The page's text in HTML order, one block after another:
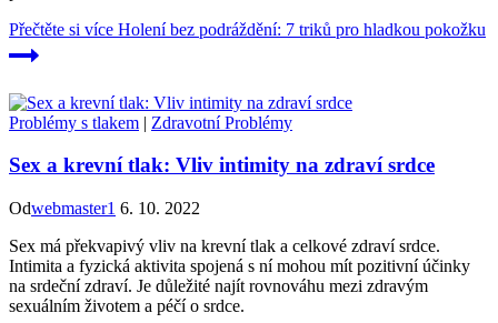
Přečtěte si více Holení bez podráždění: 7 triků pro hladkou pokožku
Problémy s tlakem | Zdravotní Problémy
Sex a krevní tlak: Vliv intimity na zdraví srdce
Odwebmaster1 6. 10. 2022
Sex má překvapivý vliv na krevní tlak a celkové zdraví srdce.
Intimita a fyzická aktivita spojená s ní mohou mít pozitivní účinky
na srdeční zdraví. Je důležité najít rovnováhu mezi zdravým
sexuálním životem a péčí o srdce.